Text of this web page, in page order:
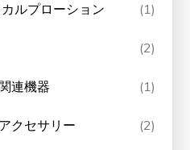
ルプローション (1)
(2)
連機器 (1)
クセサリー (2)